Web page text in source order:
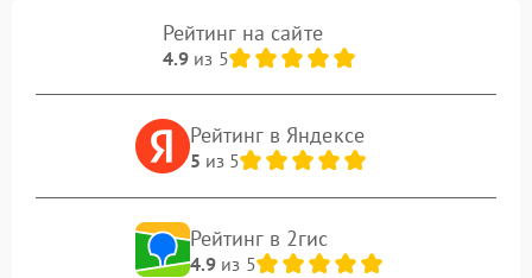
Рейтинг на сайте
4.9из 5
Рейтинг в Яндексе
5 из 5
Рейтинг в 2гис
4.9из 5